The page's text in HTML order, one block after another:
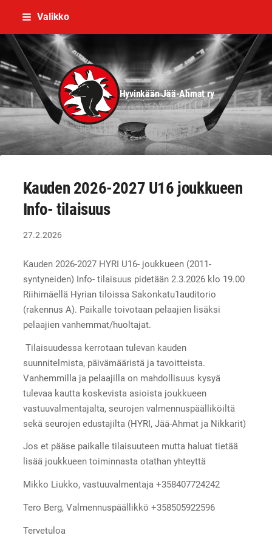
Siirry
sisältöön
Valikko
Hyvinkään Jää-Ahmat ry
Kauden 2026-2027 U16 joukkueen
Info- tilaisuus
27.2.2026
Kauden 2026-2027 HYRI U16- joukkueen (2011-
syntyneiden) Info- tilaisuus pidetään 2.3.2026 klo 19.00
Riihimäellä Hyrian tiloissa Sakonkatu1auditorio
(rakennus A). Paikalle toivotaan pelaajien lisäksi
pelaajien vanhemmat/huoltajat.
Tilaisuudessa kerrotaan tulevan kauden
suunnitelmista, päivämääristä ja tavoitteista.
Vanhemmilla ja pelaajilla on mahdollisuus kysyä
tulevaa kautta koskevista asioista joukkueen
vastuuvalmentajalta, seurojen valmennuspäälliköiltä
sekä seurojen edustajilta (HYRI, Jää-Ahmat ja Nikkarit)
Jos et pääse paikalle tilaisuuteen mutta haluat tietää
lisää joukkueen toiminnasta otathan yhteyttä
Mikko Liukko, vastuuvalmentaja +358407724242
Tero Berg, Valmennuspäällikkö +358505922596
Tervetuloa